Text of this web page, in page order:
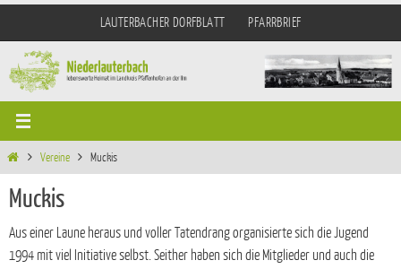
springen
LAUTERBACHER DORFBLATT PFARRBRIEF
StartVereine Muckis
Muckis
Aus einer Laune heraus und voller Tatendrang organisierte sich die Jugend
1994 mit viel Initiative selbst. Seither haben sich die Mitglieder und auch die